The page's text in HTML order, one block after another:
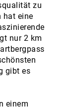
zu
hat eine
nur 2 km
gibt es
einem